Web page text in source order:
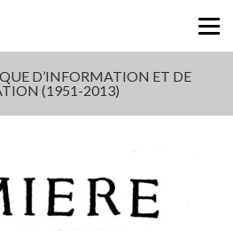
D’INFORMATION ET DE
(1951-2013)